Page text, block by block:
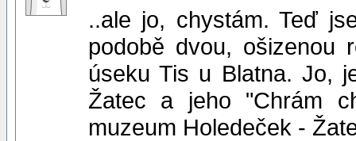
..ale jo, chystám. Teď
podobě dvou, ošizenou
úseku Tis u Blatna. Jo,
Žatec a jeho "Chrám
muzeum Holedeček -